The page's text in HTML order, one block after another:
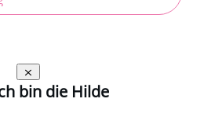
bin die Hilde